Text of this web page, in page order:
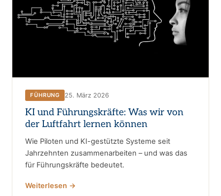
FÜHRUNG 25. März 2026
KI und Führungskräfte: Was wir von
der Luftfahrt lernen können
Wie Piloten und KI-gestützte Systeme seit
Jahrzehnten zusammenarbeiten – und was das
für Führungskräfte bedeutet.
Weiterlesen →